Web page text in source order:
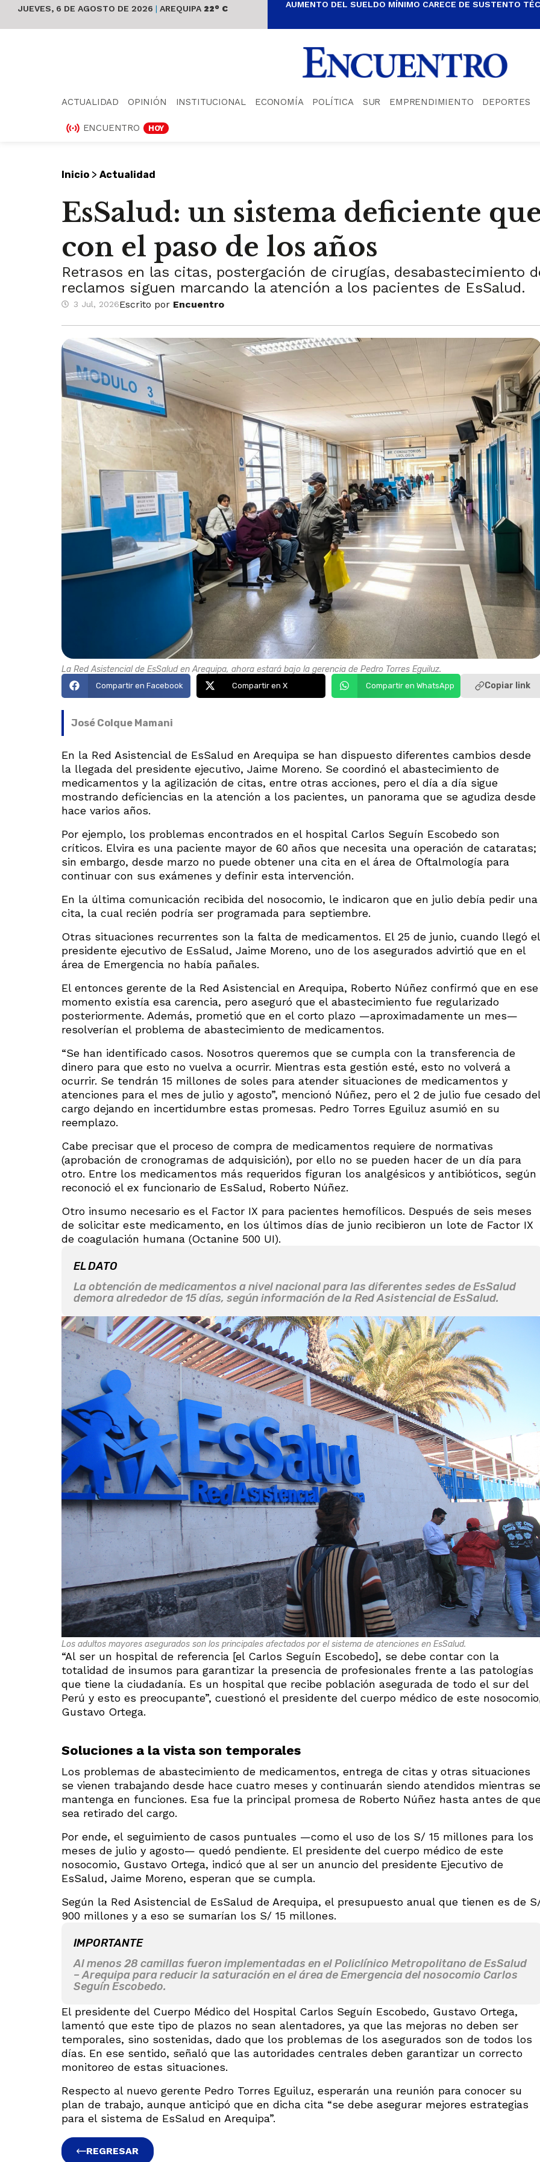
JUEVES, 6 DE AGOSTO DE 2026 | AREQUIPA 22° C AUMENTO DEL SUELDO MÍNIMO CARECE DE SUSTENTO
ACTUALIDAD OPINIÓN INSTITUCIONAL ECONOMÍA POLÍTICA SUR EMPRENDIMIENTO DEPORTES
ENCUENTRO HOY
Inicio > Actualidad
EsSalud: un sistema deficiente
con el paso de los años
Retrasos en las citas, postergación de cirugías, desabastecimiento
reclamos siguen marcando la atención a los pacientes de EsSalud.
3 Jul, 2026Escrito por Encuentro
La Red Asistencial de EsSalud en Arequipa, ahora estará bajo la gerencia de Pedro Torres Eguiluz.
Compartir en Facebook Compartir en X Compartir en WhatsApp Copiar link
José Colque Mamani
En la Red Asistencial de EsSalud en Arequipa se han dispuesto diferentes cambios desde
la llegada del presidente ejecutivo, Jaime Moreno. Se coordinó el abastecimiento de
medicamentos y la agilización de citas, entre otras acciones, pero el día a día sigue
mostrando deficiencias en la atención a los pacientes, un panorama que se agudiza desde
hace varios años.
Por ejemplo, los problemas encontrados en el hospital Carlos Seguín Escobedo son
críticos. Elvira es una paciente mayor de 60 años que necesita una operación de cataratas;
sin embargo, desde marzo no puede obtener una cita en el área de Oftalmología para
continuar con sus exámenes y definir esta intervención.
En la última comunicación recibida del nosocomio, le indicaron que en julio debía pedir una
cita, la cual recién podría ser programada para septiembre.
Otras situaciones recurrentes son la falta de medicamentos. El 25 de junio, cuando llegó el
presidente ejecutivo de EsSalud, Jaime Moreno, uno de los asegurados advirtió que en el
área de Emergencia no había pañales.
El entonces gerente de la Red Asistencial en Arequipa, Roberto Núñez confirmó que en ese
momento existía esa carencia, pero aseguró que el abastecimiento fue regularizado
posteriormente. Además, prometió que en el corto plazo —aproximadamente un mes—
resolverían el problema de abastecimiento de medicamentos.
“Se han identificado casos. Nosotros queremos que se cumpla con la transferencia de
dinero para que esto no vuelva a ocurrir. Mientras esta gestión esté, esto no volverá a
ocurrir. Se tendrán 15 millones de soles para atender situaciones de medicamentos y
atenciones para el mes de julio y agosto”, mencionó Núñez, pero el 2 de julio fue cesado del
cargo dejando en incertidumbre estas promesas. Pedro Torres Eguiluz asumió en su
reemplazo.
Cabe precisar que el proceso de compra de medicamentos requiere de normativas
(aprobación de cronogramas de adquisición), por ello no se pueden hacer de un día para
otro. Entre los medicamentos más requeridos figuran los analgésicos y antibióticos, según
reconoció el ex funcionario de EsSalud, Roberto Núñez.
Otro insumo necesario es el Factor IX para pacientes hemofílicos. Después de seis meses
de solicitar este medicamento, en los últimos días de junio recibieron un lote de Factor IX
de coagulación humana (Octanine 500 UI).
EL DATO
La obtención de medicamentos a nivel nacional para las diferentes sedes de EsSalud
demora alrededor de 15 días, según información de la Red Asistencial de EsSalud.
Los adultos mayores asegurados son los principales afectados por el sistema de atenciones en EsSalud.
“Al ser un hospital de referencia [el Carlos Seguín Escobedo], se debe contar con la
totalidad de insumos para garantizar la presencia de profesionales frente a las patologías
que tiene la ciudadanía. Es un hospital que recibe población asegurada de todo el sur del
Perú y esto es preocupante”, cuestionó el presidente del cuerpo médico de este
Gustavo Ortega.
Soluciones a la vista son temporales
Los problemas de abastecimiento de medicamentos, entrega de citas y otras situaciones
se vienen trabajando desde hace cuatro meses y continuarán siendo atendidos mientras se
mantenga en funciones. Esa fue la principal promesa de Roberto Núñez hasta antes de
sea retirado del cargo.
Por ende, el seguimiento de casos puntuales —como el uso de los S/ 15 millones para los
meses de julio y agosto— quedó pendiente. El presidente del cuerpo médico de este
nosocomio, Gustavo Ortega, indicó que al ser un anuncio del presidente Ejecutivo de
EsSalud, Jaime Moreno, esperan que se cumpla.
Según la Red Asistencial de EsSalud de Arequipa, el presupuesto anual que tienen es de
900 millones y a eso se sumarían los S/ 15 millones.
IMPORTANTE
Al menos 28 camillas fueron implementadas en el Policlínico Metropolitano de EsSalud
– Arequipa para reducir la saturación en el área de Emergencia del nosocomio Carlos
Seguín Escobedo.
El presidente del Cuerpo Médico del Hospital Carlos Seguín Escobedo, Gustavo Ortega,
lamentó que este tipo de plazos no sean alentadores, ya que las mejoras no deben ser
temporales, sino sostenidas, dado que los problemas de los asegurados son de todos los
días. En ese sentido, señaló que las autoridades centrales deben garantizar un correcto
monitoreo de estas situaciones.
Respecto al nuevo gerente Pedro Torres Eguiluz, esperarán una reunión para conocer su
plan de trabajo, aunque anticipó que en dicha cita “se debe asegurar mejores estrategias
para el sistema de EsSalud en Arequipa”.
REGRESAR